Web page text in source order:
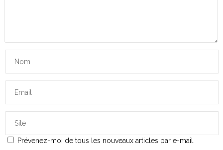
Prévenez-moi de tous les nouveaux articles par e-mail.